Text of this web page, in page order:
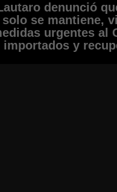
denunció
se mantiene,
urgentes al
y